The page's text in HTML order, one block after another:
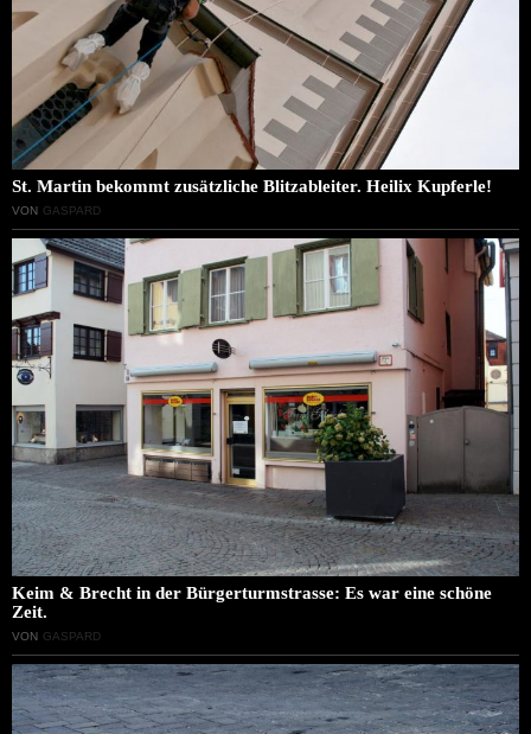
St. Martin bekommt zusätzliche Blitzableiter. Heilix Kupferle!
VON GASPARD
Keim & Brecht in der Bürgerturmstrasse: Es war eine schöne
Zeit.
VON GASPARD